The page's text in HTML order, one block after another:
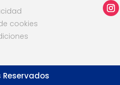
cookies
Reservados